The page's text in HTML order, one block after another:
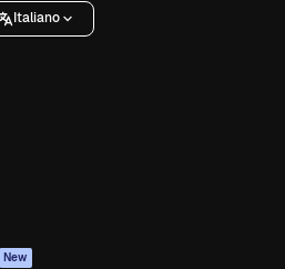
Italiano
New